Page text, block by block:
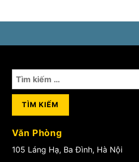
Tìm
kiếm
cho:
Văn Phòng
105 Láng Hạ, Ba Đình, Hà Nội